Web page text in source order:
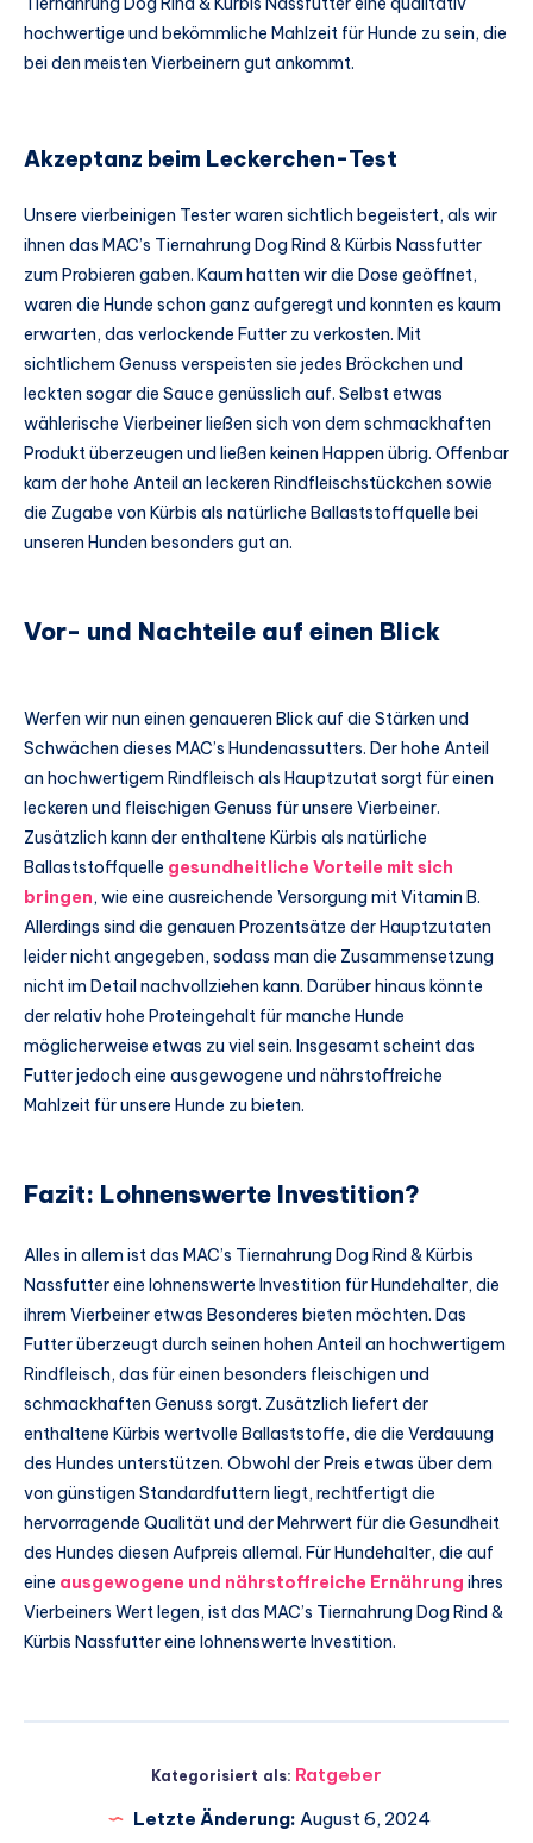
hochwertige und bekömmliche Mahlzeit für Hunde zu sein, die
bei den meisten Vierbeinern gut ankommt.
Akzeptanz beim Leckerchen-Test
Unsere vierbeinigen Tester waren sichtlich begeistert, als wir
ihnen das MAC’s Tiernahrung Dog Rind & Kürbis Nassfutter
zum Probieren gaben. Kaum hatten wir die Dose geöffnet,
waren die Hunde schon ganz aufgeregt und konnten es kaum
erwarten, das verlockende Futter zu verkosten. Mit
sichtlichem Genuss verspeisten sie jedes Bröckchen und
leckten sogar die Sauce genüsslich auf. Selbst etwas
wählerische Vierbeiner ließen sich von dem schmackhaften
Produkt überzeugen und ließen keinen Happen übrig. Offenbar
kam der hohe Anteil an leckeren Rindfleischstückchen sowie
die Zugabe von Kürbis als natürliche Ballaststoffquelle bei
unseren Hunden besonders gut an.
Vor- und Nachteile auf einen Blick
Werfen wir nun einen genaueren Blick auf die Stärken und
Schwächen dieses MAC’s Hundenassutters. Der hohe Anteil
an hochwertigem Rindfleisch als Hauptzutat sorgt für einen
leckeren und fleischigen Genuss für unsere Vierbeiner.
Zusätzlich kann der enthaltene Kürbis als natürliche
Ballaststoffquelle gesundheitliche Vorteile mit sich
bringen, wie eine ausreichende Versorgung mit Vitamin B.
Allerdings sind die genauen Prozentsätze der Hauptzutaten
leider nicht angegeben, sodass man die Zusammensetzung
nicht im Detail nachvollziehen kann. Darüber hinaus könnte
der relativ hohe Proteingehalt für manche Hunde
möglicherweise etwas zu viel sein. Insgesamt scheint das
Futter jedoch eine ausgewogene und nährstoffreiche
Mahlzeit für unsere Hunde zu bieten.
Fazit: Lohnenswerte Investition?
Alles in allem ist das MAC’s Tiernahrung Dog Rind & Kürbis
Nassfutter eine lohnenswerte Investition für Hundehalter, die
ihrem Vierbeiner etwas Besonderes bieten möchten. Das
Futter überzeugt durch seinen hohen Anteil an hochwertigem
Rindfleisch, das für einen besonders fleischigen und
schmackhaften Genuss sorgt. Zusätzlich liefert der
enthaltene Kürbis wertvolle Ballaststoffe, die die Verdauung
des Hundes unterstützen. Obwohl der Preis etwas über dem
von günstigen Standardfuttern liegt, rechtfertigt die
hervorragende Qualität und der Mehrwert für die Gesundheit
des Hundes diesen Aufpreis allemal. Für Hundehalter, die auf
eine ausgewogene und nährstoffreiche Ernährung ihres
Vierbeiners Wert legen, ist das MAC’s Tiernahrung Dog Rind &
Kürbis Nassfutter eine lohnenswerte Investition.
Kategorisiert als: Ratgeber
Letzte Änderung: August 6, 2024